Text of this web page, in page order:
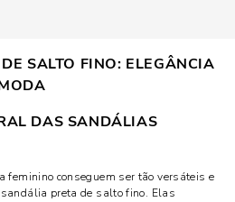
SALTO FINO: ELEGÂNCIA
DAS SANDÁLIAS
feminino conseguem ser tão versáteis e
preta de salto fino. Elas